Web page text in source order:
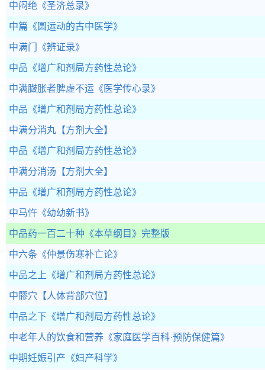
中闷绝 《圣济总录》
中篇 《圆运动的古中医学》
中满门 《辨证录》
中品 《增广和剂局方药性总论》
中满臌胀者脾虚不运 《医学传心录》
中品 《增广和剂局方药性总论》
中满分消丸 【方剂大全】
中品 《增广和剂局方药性总论》
中满分消汤 【方剂大全】
中品 《增广和剂局方药性总论》
中马忤 《幼幼新书》
中品药一百二十种 《本草纲目》完整版
中六条 《仲景伤寒补亡论》
中品之上 《增广和剂局方药性总论》
中髎穴 【人体背部穴位】
中品之下 《增广和剂局方药性总论》
中老年人的饮食和营养 《家庭医学百科·预防保健篇》
中期妊娠引产 《妇产科学》